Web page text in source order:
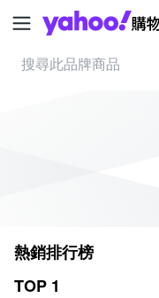
熱銷排行榜
TOP 1